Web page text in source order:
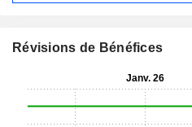
Révisions de Bénéfices